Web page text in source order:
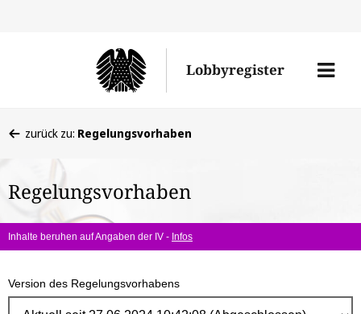
Lobbyregister
Menü
befinden
hier:
zurück zu: Regelungsvorhaben
Regelungsvorhaben
Inhalte beruhen auf Angaben der IV - Infos
Version des Regelungsvorhabens